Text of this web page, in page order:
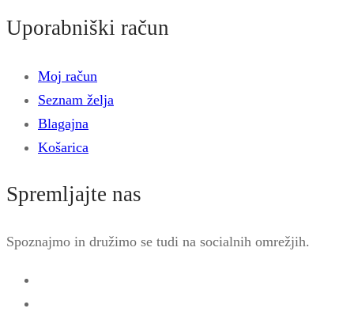
Uporabniški račun
Moj račun
Seznam želja
Blagajna
Košarica
Spremljajte nas
Spoznajmo in družimo se tudi na socialnih omrežjih.